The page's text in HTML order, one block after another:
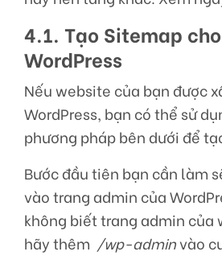
4.1. Tạo Sitemap
WordPress
Nếu website của bạn được
WordPress, bạn có thể sử
phương pháp bên dưới để
Bước đầu tiên bạn cần làm
vào trang admin của
không biết trang admin của
hãy thêm /wp-adminvào